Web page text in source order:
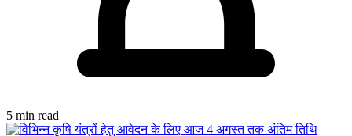
5 min read